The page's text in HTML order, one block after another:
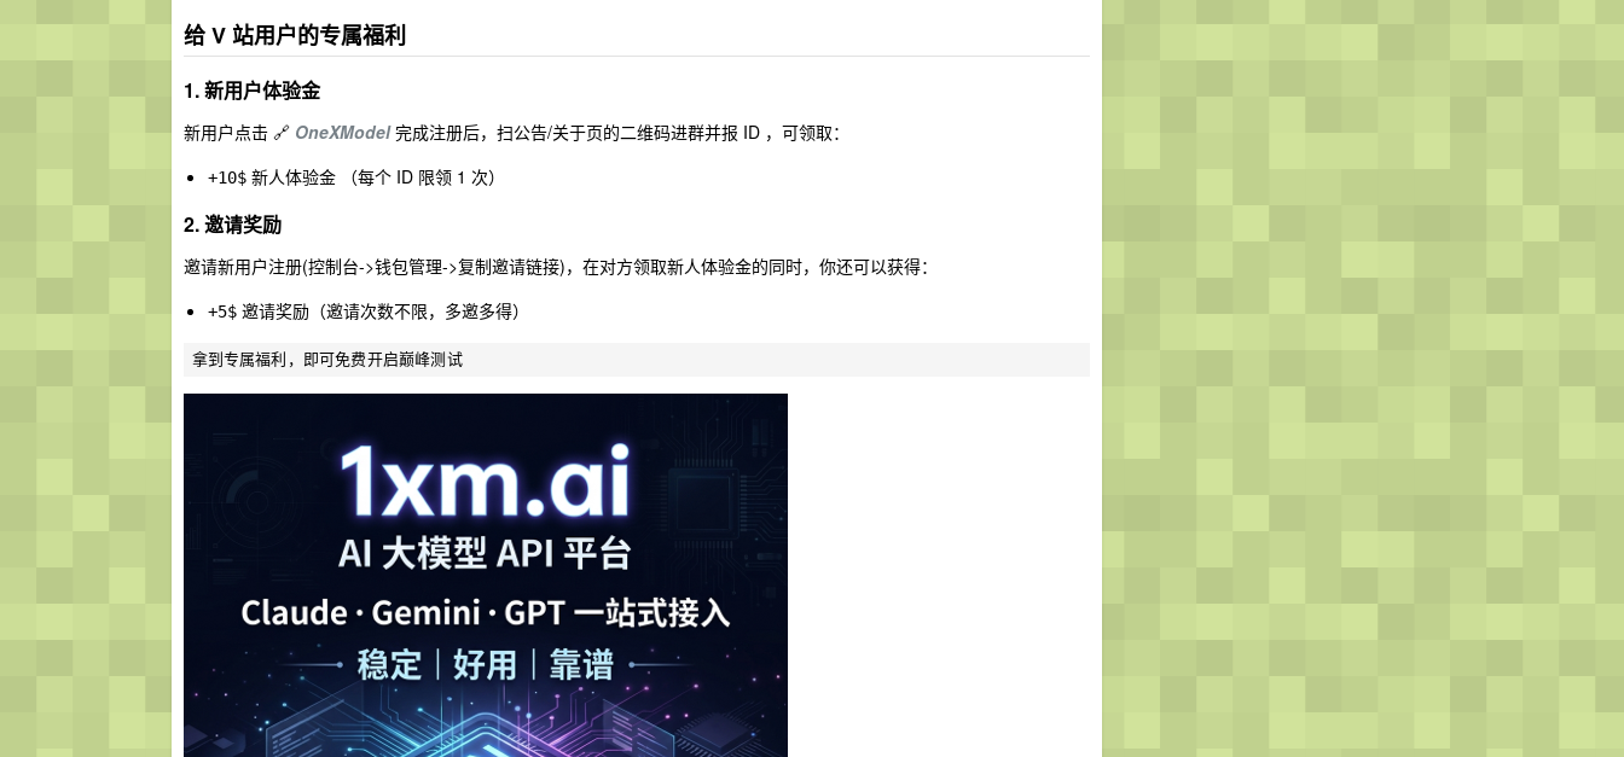
给 V 站用户的专属福利
1. 新用户体验金
新用户点击 🔗 OneXModel完成注册后，扫公告/关于页的二维码进群并报 ID ，可领取：
+10$ 新人体验金 （每个 ID 限领 1 次）
2. 邀请奖励
邀请新用户注册(控制台->钱包管理->复制邀请链接)，在对方领取新人体验金的同时，你还可以获得：
+5$ 邀请奖励（邀请次数不限，多邀多得）
拿到专属福利，即可免费开启巅峰测试